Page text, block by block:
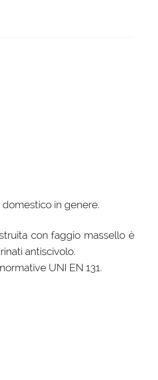
domestico in genere.
con faggio massello è
antiscivolo.
UNI EN 131.